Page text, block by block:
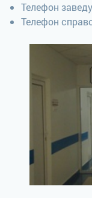
Телефон
Телефон